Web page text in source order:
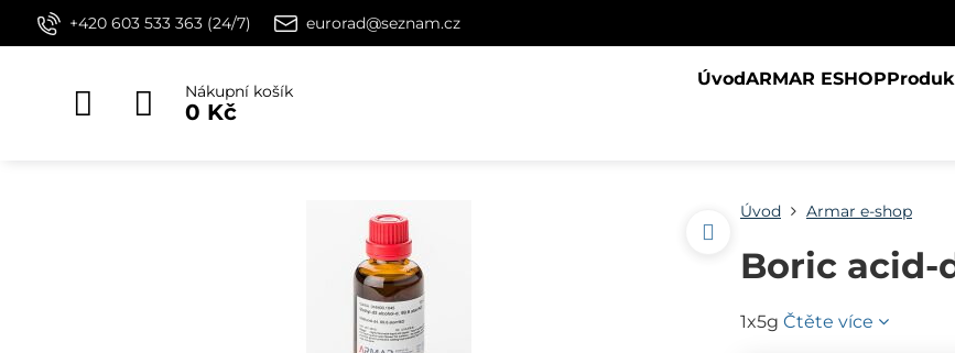
+420 603 533 363 (24/7) eurorad@seznam.cz
Nákupní košík
0 Kč
ÚvodARMAR ESHOP
Úvod Armar e-shop
Boric acid-
1x5g Čtěte více